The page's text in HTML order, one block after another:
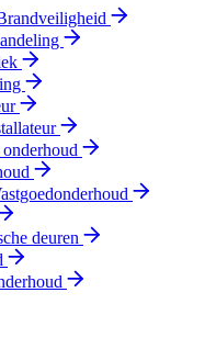
deuren